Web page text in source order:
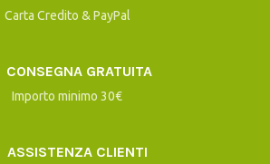
Carta Credito & PayPal
CONSEGNA GRATUITA
Importo minimo 30€
ASSISTENZA CLIENTI